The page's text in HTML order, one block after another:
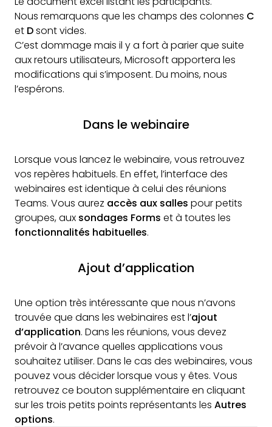
Nous remarquons que les champs des colonnes C
et Dsont vides.
C’est dommage mais il y a fort à parier que suite
aux retours utilisateurs, Microsoft apportera les
modifications qui s’imposent. Du moins, nous
l’espérons.
Dans le webinaire
Lorsque vous lancez le webinaire, vous retrouvez
vos repères habituels. En effet, l’interface des
webinaires est identique à celui des réunions
Teams. Vous aurez accès aux salles pour petits
groupes, aux sondages Forms et à toutes les
fonctionnalités habituelles.
Ajout d’application
Une option très intéressante que nous n’avons
trouvée que dans les webinaires est l’ajout
d’application. Dans les réunions, vous devez
prévoir à l’avance quelles applications vous
souhaitez utiliser. Dans le cas des webinaires, vous
pouvez vous décider lorsque vous y êtes. Vous
retrouvez ce bouton supplémentaire en cliquant
sur les trois petits points représentants les Autres
options.